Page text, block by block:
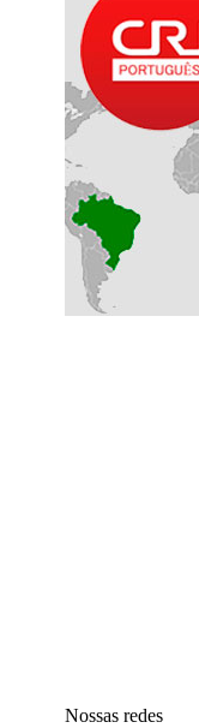
Nossas redes